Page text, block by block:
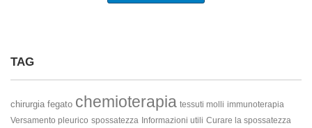
TAG
chirurgia fegato chemioterapia tessuti molli immunoterapia
Versamento pleurico spossatezza Informazioni utili Curare la spossatezza